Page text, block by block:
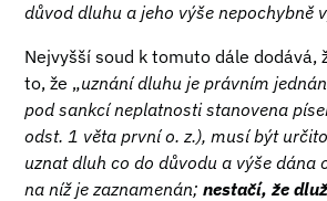
důvod dluhu a jeho výše nepochybně
Nejvyšší soud k tomuto dále dodává,
to, že „uznání dluhu je právním
pod sankcí neplatnosti stanovena
odst. 1 věta první o. z.), musí být
uznat dluh co do důvodu a výše dána
na níž je zaznamenán;nestačí, že